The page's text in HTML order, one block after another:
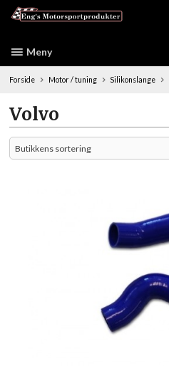
Meny
Forside Motor / tuning Silikonslange
Volvo